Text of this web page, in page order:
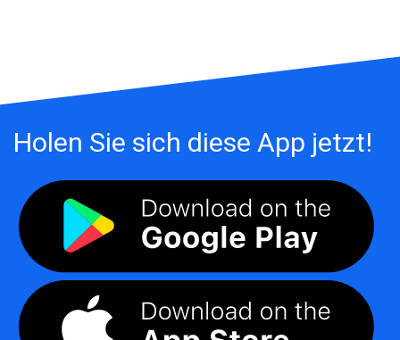
Holen Sie sich diese App jetzt!